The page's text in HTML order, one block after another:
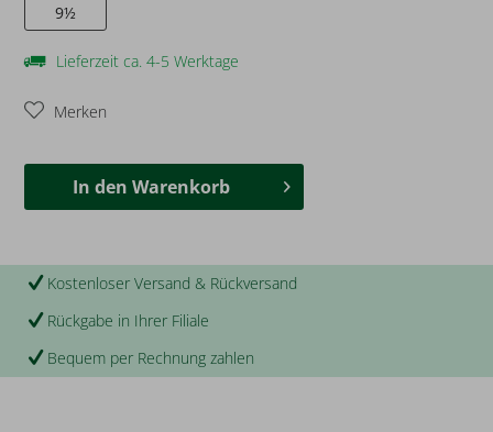
9½
Lieferzeit ca. 4-5 Werktage
Merken
In den Warenkorb
Kostenloser Versand & Rückversand
Rückgabe in Ihrer Filiale
Bequem per Rechnung zahlen